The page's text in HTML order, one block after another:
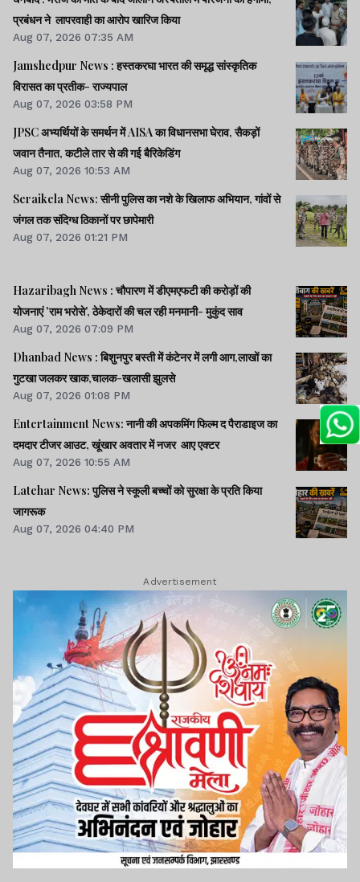
प्रबंधन ने लापरवाही का आरोप खारिज किया
Aug 07, 2026 07:35 AM
Jamshedpur News : हस्तकरघा भारत की समृद्ध सांस्कृतिक
विरासत का प्रतीक- राज्यपाल
Aug 07, 2026 03:58 PM
JPSC अभ्यर्थियों के समर्थन में AISA का विधानसभा घेराव, सैकड़ों
जवान तैनात, कटीले तार से की गई बैरिकेडिंग
Aug 07, 2026 10:53 AM
Seraikela News: सीनी पुलिस का नशे के खिलाफ अभियान, गांवों से
जंगल तक संदिग्ध ठिकानों पर छापेमारी
Aug 07, 2026 01:21 PM
Hazaribagh News : चौपारण में डीएमएफटी की करोड़ों की
योजनाएं 'राम भरोसे', ठेकेदारों की चल रही मनमानी- मुकुंद साव
Aug 07, 2026 07:09 PM
Dhanbad News : बिशुनपुर बस्ती में कंटेनर में लगी आग,लाखों का
गुटखा जलकर खाक,चालक-खलासी झुलसे
Aug 07, 2026 01:08 PM
Entertainment News: नानी की अपकमिंग फिल्म द पैराडाइज का
दमदार टीजर आउट, खूंखार अवतार में नजर आए एक्टर
Aug 07, 2026 10:55 AM
Latehar News: पुलिस ने स्कूली बच्चों को सुरक्षा के प्रति किया
जागरूक
Aug 07, 2026 04:40 PM
Advertisement